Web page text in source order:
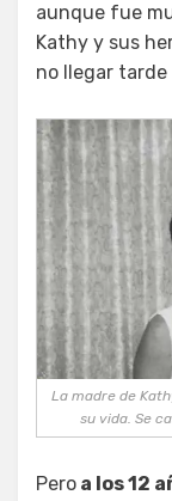
aunque fue
Kathy y sus
no llegar tarde
La madre de
su vida. Se
Pero a los 12